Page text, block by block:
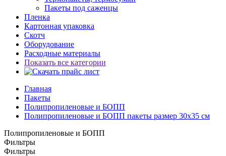
Пакеты под саженцы
Пленка
Картонная упаковка
Скотч
Оборудование
Расходные материалы
Показать все категории
Главная
Пакеты
Полипропиленовые и БОПП
Полипропиленовые и БОПП пакеты размер 30x35 см
Полипропиленовые и БОПП
Фильтры
Фильтры